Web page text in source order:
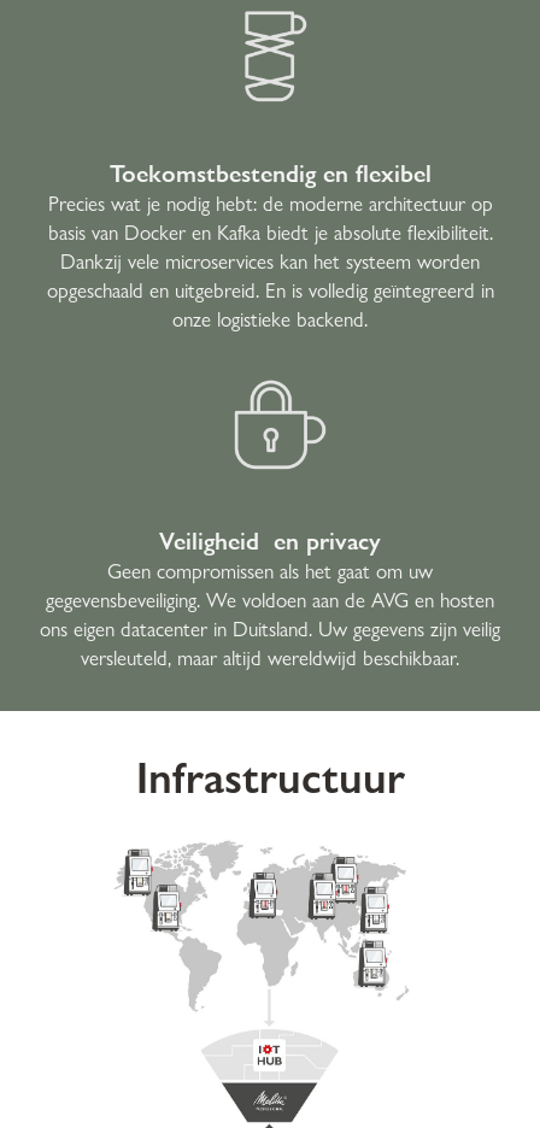
Toekomstbestendig en flexibel
Precies wat je nodig hebt: de moderne architectuur op
basis van Docker en Kafka biedt je absolute flexibiliteit.
Dankzij vele microservices kan het systeem worden
opgeschaald en uitgebreid. En is volledig geïntegreerd in
onze logistieke backend.
Veiligheid en privacy
Geen compromissen als het gaat om uw
gegevensbeveiliging. We voldoen aan de AVG en hosten
ons eigen datacenter in Duitsland. Uw gegevens zijn veilig
versleuteld, maar altijd wereldwijd beschikbaar.
Infrastructuur